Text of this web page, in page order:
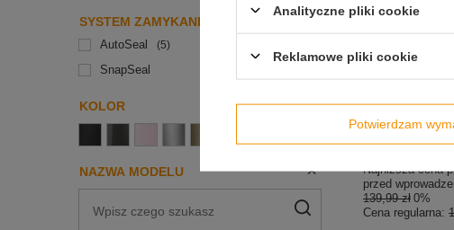
SYSTEM ZAMYKANIA
AutoSeal 5
SnapSeal
KOLOR
NAZWA MODELU
Kubek termiczny
139,99 zł / szt.
Najniższa cena
przed
139,99 zł 0%
Cena regularna:
Analityczne pliki cookie
Reklamowe pliki cookie
Potwierdzam